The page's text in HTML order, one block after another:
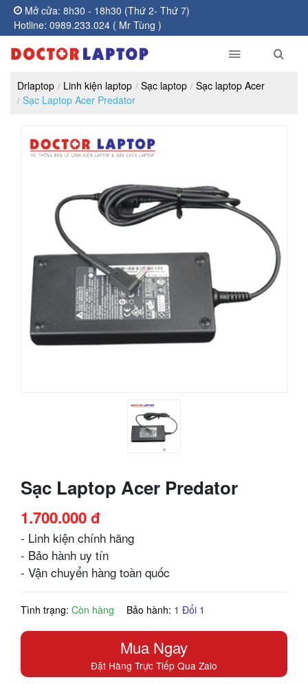
Mở cửa: 8h30 - 18h30 (Thứ 2- Thứ 7)
Hotline: 0989.233.024 ( Mr Tùng )
Drlaptop Linh kiện laptop Sạc laptop
Sạc laptop Acer
Sạc Laptop Acer Predator
Sạc Laptop Acer Predator
1.700.000 đ
- Linh kiện chính hãng
- Bảo hành uy tín
- Vận chuyển hàng toàn quốc
Tình trạng: Còn hàng Bảo hành: 1 Đổi 1
Mua Ngay
Đặt Hàng Trực Tiếp Qua Zalo